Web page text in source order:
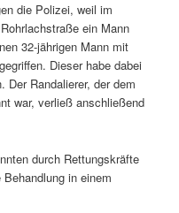
die Polizei, weil im
ein Mann
32-jährigen Mann mit
Dieser habe dabei
Der Randalierer, der dem
war, verließ anschließend
durch Rettungskräfte
in einem